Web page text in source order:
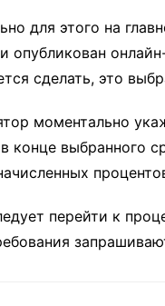
для этого на
опубликован
сделать, это
моментально
конце выбранного
перейти к